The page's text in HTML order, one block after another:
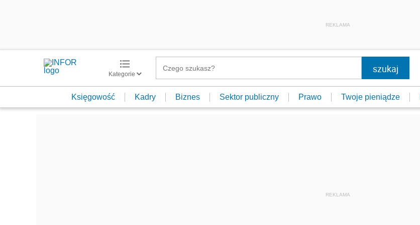
REKLAMA
Kategorie
Księgowość Kadry Biznes Sektor publiczny Prawo Twoje pieniądze